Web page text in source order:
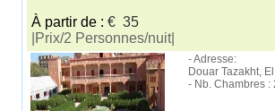
À partir de : € 35
|Prix/2 Personnes/nuit|
- Adresse:
Douar Tazakht,
- Nb. Chambres :